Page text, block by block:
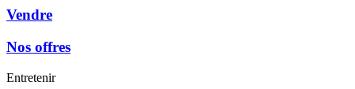
Vendre
Nos offres
Entretenir